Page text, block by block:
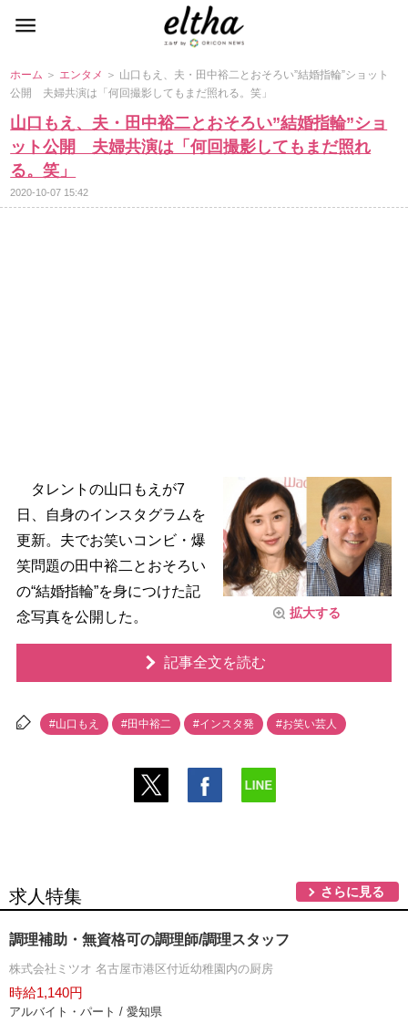
ホーム ＞ エンタメ ＞ 山口もえ、夫・田中裕二とおそろい”結婚指輪”ショット
公開 夫婦共演は「何回撮影してもまだ照れる。笑」
山口もえ、夫・田中裕二とおそろい”結婚指輪”ショ
ット公開 夫婦共演は「何回撮影してもまだ照れ
る。笑」
2020-10-07 15:42
拡大する
タレントの山口もえが7
日、自身のインスタグラムを
更新。夫でお笑いコンビ・爆
笑問題の田中裕二とおそろい
の“結婚指輪”を身につけた記
念写真を公開した。
記事全文を読む
#山口もえ #田中裕二 #インスタ発 #お笑い芸人
求人特集 さらに見る
調理補助・無資格可の調理師/調理スタッフ
株式会社ミツオ 名古屋市港区付近幼稚園内の厨房
時給1,140円
アルバイト・パート / 愛知県